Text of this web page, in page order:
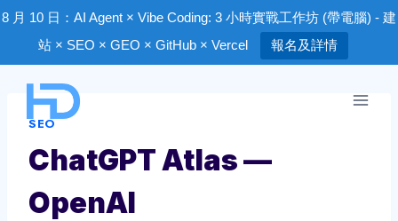
8 月 10 日：AI Agent × Vibe Coding: 3 小時實戰工作坊 (帶電腦) - 建
站 × SEO × GEO × GitHub × Vercel
報名及詳情
content
SEO
ChatGPT Atlas —
OpenAI